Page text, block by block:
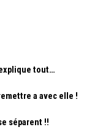
tout…
a avec elle !
séparent !!